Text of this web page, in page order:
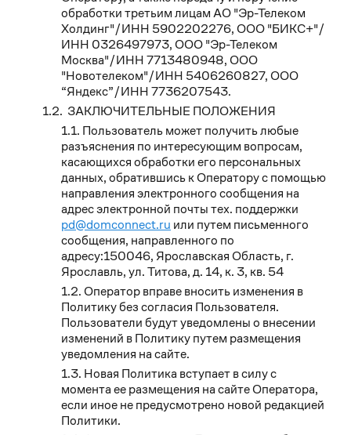
обработки третьим лицам АО "Эр-Телеком
Холдинг"/ИНН 5902202276, ООО "БИКС+"/
ИНН 0326497973, ООО "Эр-Телеком
Москва"/ИНН 7713480948, ООО
"Новотелеком"/ИНН 5406260827, ООО
“Яндекс”/ИНН 7736207543.
ЗАКЛЮЧИТЕЛЬНЫЕ ПОЛОЖЕНИЯ
Пользователь может получить любые
разъяснения по интересующим вопросам,
касающихся обработки его персональных
данных, обратившись к Оператору с помощью
направления электронного сообщения на
адрес электронной почты тех. поддержки
pd@domconnect.ru или путем письменного
сообщения, направленного по
адресу:150046, Ярославская Область, г.
Ярославль, ул. Титова, д. 14, к. 3, кв. 54
Оператор вправе вносить изменения в
Политику без согласия Пользователя.
Пользователи будут уведомлены о внесении
изменений в Политику путем размещения
уведомления на сайте.
Новая Политика вступает в силу с
момента ее размещения на сайте Оператора,
если иное не предусмотрено новой редакцией
Политики.